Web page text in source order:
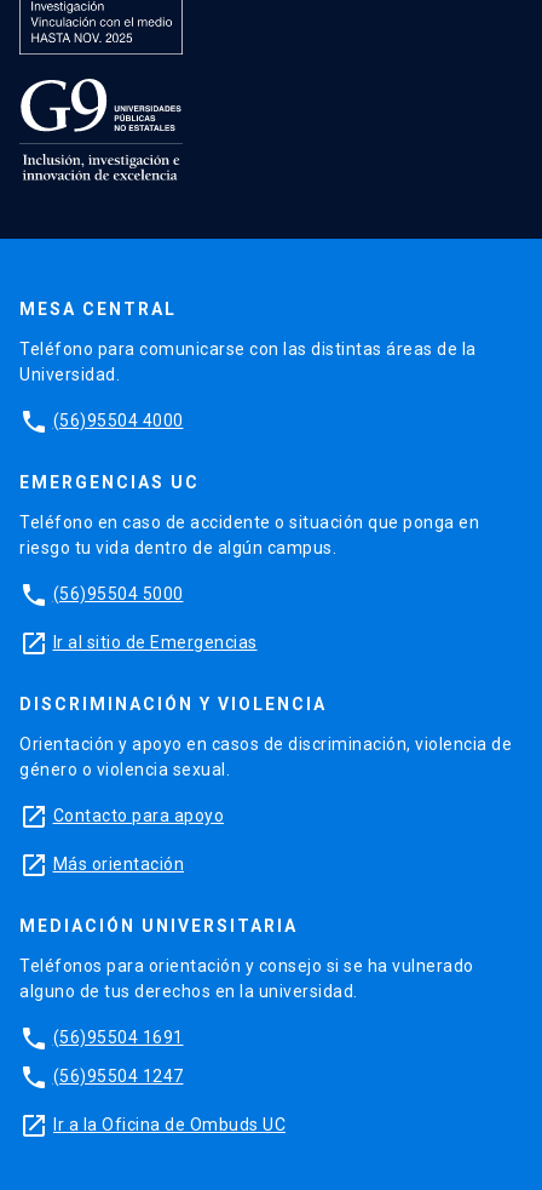
MESA CENTRAL
Teléfono para comunicarse con las distintas áreas de la
Universidad.
phone (56)95504 4000
EMERGENCIAS UC
Teléfono en caso de accidente o situación que ponga en
riesgo tu vida dentro de algún campus.
phone (56)95504 5000
launch Ir al sitio de Emergencias
DISCRIMINACIÓN Y VIOLENCIA
Orientación y apoyo en casos de discriminación, violencia de
género o violencia sexual.
launch Contacto para apoyo
launch Más orientación
MEDIACIÓN UNIVERSITARIA
Teléfonos para orientación y consejo si se ha vulnerado
alguno de tus derechos en la universidad.
phone (56)95504 1691
phone (56)95504 1247
launch Ir a la Oficina de Ombuds UC